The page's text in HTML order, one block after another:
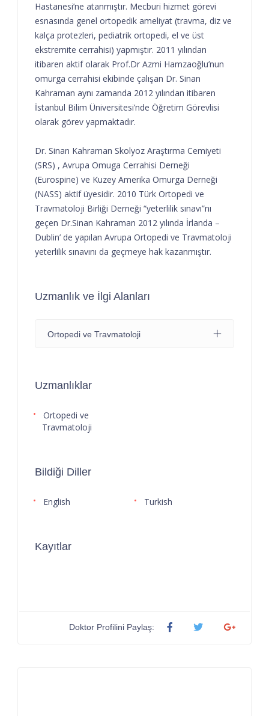
Hastanesi’ne atanmıştır. Mecburi hizmet görevi
esnasında genel ortopedik ameliyat (travma, diz ve
kalça protezleri, pediatrik ortopedi, el ve üst
ekstremite cerrahisi) yapmıştır. 2011 yılından
itibaren aktif olarak Prof.Dr Azmi Hamzaoğlu’nun
omurga cerrahisi ekibinde çalışan Dr. Sinan
Kahraman aynı zamanda 2012 yılından itibaren
İstanbul Bilim Üniversitesi’nde Öğretim Görevlisi
olarak görev yapmaktadır.
Dr. Sinan Kahraman Skolyoz Araştırma Cemiyeti
(SRS) , Avrupa Omuga Cerrahisi Derneği
(Eurospine) ve Kuzey Amerika Omurga Derneği
(NASS) aktif üyesidir. 2010 Türk Ortopedi ve
Travmatoloji Birliği Derneği “yeterlilik sınavı”nı
geçen Dr.Sinan Kahraman 2012 yılında İrlanda –
Dublin’ de yapılan Avrupa Ortopedi ve Travmatoloji
yeterlilik sınavını da geçmeye hak kazanmıştır.
Uzmanlık ve İlgi Alanları
Ortopedi ve Travmatoloji
Uzmanlıklar
Ortopedi ve
Travmatoloji
Bildiği Diller
English Turkish
Kayıtlar
Doktor Profilini Paylaş: